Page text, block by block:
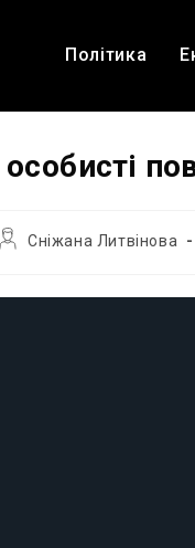
Політика
АвторСніжана Литвінова